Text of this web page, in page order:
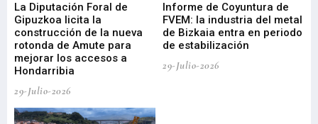
La Diputación Foral de
Gipuzkoa licita la
construcción de la nueva
rotonda de Amute para
mejorar los accesos a
Hondarribia
29-Julio-2026
Informe de Coyuntura de
FVEM: la industria del metal
de Bizkaia entra en periodo
de estabilización
29-Julio-2026